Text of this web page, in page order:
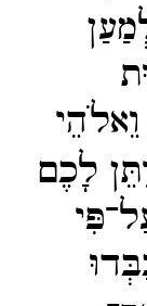
וֵאלֹהֵי
לָכֶם